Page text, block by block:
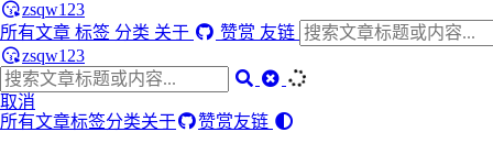
zsqw123
所有文章 标签 分类 关于 赞赏 友链
zsqw123
取消
所有文章标签分类关于 赞赏友链